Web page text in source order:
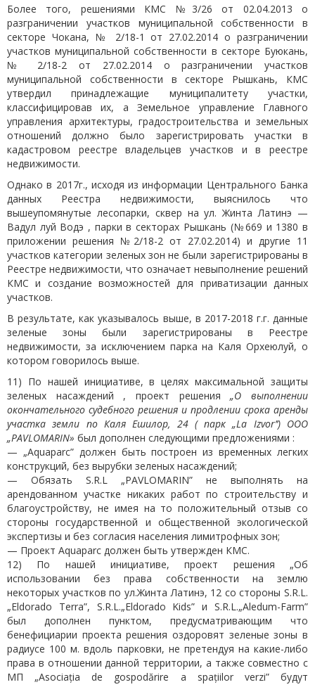
Более того, решениями КМС №3/26 от 02.04.2013 о
разграничении участков муниципальной собственности в
секторе Чокана, № 2/18-1 от 27.02.2014 о разграничении
участков муниципальной собственности в секторе Буюкань,
№ 2/18-2 от 27.02.2014 о разграничении участков
муниципальной собственности в секторе Рышкань, КМС
утвердил принадлежащие муниципалитету участки,
классифицировав их, а Земельное управление Главного
управления архитектуры, градостроительства и земельных
отношений должно было зарегистрировать участки в
кадастровом реестре владельцев участков и в реестре
недвижимости.
Однако в 2017г., исходя из информации Центрального Банка
данных Реестра недвижимости, выяснилось что
вышеупомянутые лесопарки, сквер на ул. Жинта Латинэ —
Вадул луй Водэ , парки в секторах Рышкань (№669 и 1380 в
приложении решения №2/18-2 от 27.02.2014) и другие 11
участков категории зеленых зон не были зарегистрированы в
Реестре недвижимости, что означает невыполнение решений
КМС и создание возможностей для приватизации данных
участков.
В результате, как указывалось выше, в 2017-2018 г.г. данные
зеленые зоны были зарегистрированы в Реестре
недвижимости, за исключением парка на Каля Орхеюлуй, о
котором говорилось выше.
11) По нашей инициативе, в целях максимальной защиты
зеленых насаждений , проект решения„О выполнении
окончательного судебного решения и продлении срока аренды
участка земли по Каля Ешилор, 24 ( парк „La Izvor’’) ООО
„PAVLOMARIN» был дополнен следующими предложениями :
— „Aquaparc” должен быть построен из временных легких
конструкций, без вырубки зеленых насаждений;
— Обязать S.R.L „PAVLOMARIN” не выполнять на
арендованном участке никаких работ по строительству и
благоустройству, не имея на то положительный отзыв со
стороны государственной и общественной экологической
экспертизы и без согласия населения лимитрофных зон;
— Проект Aquaparc должен быть утвержден КМС.
12) По нашей инициативе, проект решения „Об
использовании без права собственности на землю
некоторых участков по ул.Жинта Латинэ, 12 со стороны S.R.L.
„Eldorado Terra”, S.R.L.„Eldorado Kids” и S.R.L.„Aledum-Farm”
был дополнен пунктом, предусматривающим что
бенефициарии проекта решения оздоровят зеленые зоны в
радиусе 100 м. вдоль парковки, не претендуя на какие-либо
права в отношении данной территории, а также совместно с
МП „Asociația de gospodărire a spațiilor verzi” будут